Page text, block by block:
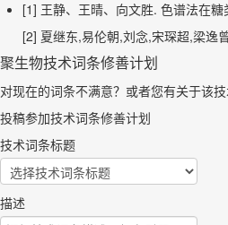
[1] 王静、王晴、向文胜. 色谱法在
[2] 夏继东,易伦朝,刘念,宋琛超,梁逸
聚生物技术词条修善计划
对现在的词条不满意？或者您有关于该
投稿参加技术词条修善计划
技术词条标题
描述